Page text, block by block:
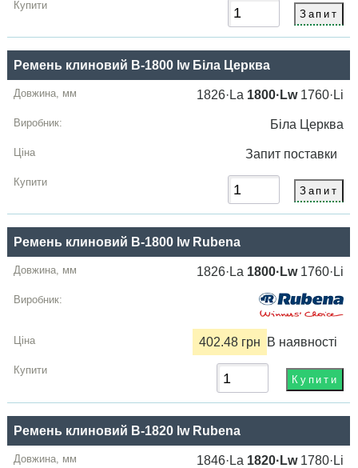
Ремень клиновий B-1800 lw Біла Церквa
1826·La 1800·Lw1760·Li
Біла Церквa
Запит поставки
Ремень клиновий B-1800 lw Rubena
1826·La 1800·Lw1760·Li
402.48 грн В наявності
Ремень клиновий B-1820 lw Rubena
1846·La 1820·Lw1780·Li